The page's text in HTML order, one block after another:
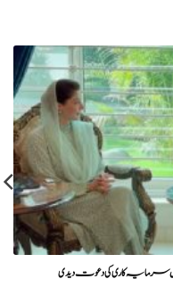
سرمایہ کاری کی دعوت دیدی